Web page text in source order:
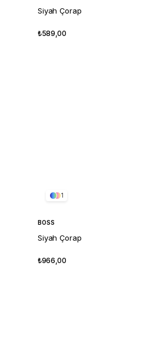
Siyah Çorap
₺589,00
1
BOSS
Siyah Çorap
₺966,00